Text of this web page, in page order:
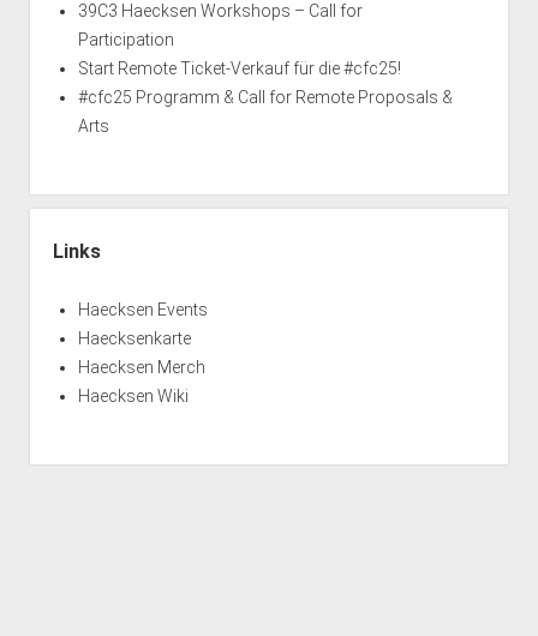
39C3 Haecksen Workshops – Call for
Participation
Start Remote Ticket-Verkauf für die #cfc25!
#cfc25 Programm & Call for Remote Proposals &
Arts
Links
Haecksen Events
Haecksenkarte
Haecksen Merch
Haecksen Wiki